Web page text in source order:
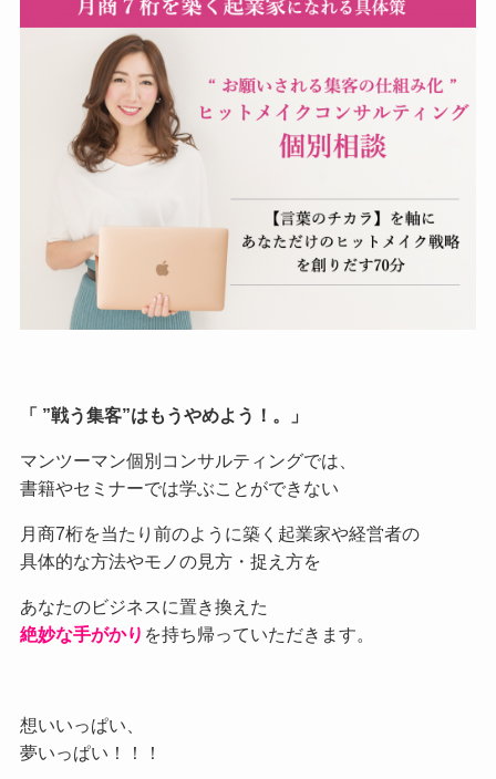
「 ”戦う集客”はもうやめよう！。」
マンツーマン個別コンサルティングでは、
書籍やセミナーでは学ぶことができない
月商7桁を当たり前のように築く起業家や経営者の
具体的な方法やモノの見方・捉え方を
あなたのビジネスに置き換えた
絶妙な手がかり を持ち帰っていただきます。
想いいっぱい、
夢いっぱい！！！